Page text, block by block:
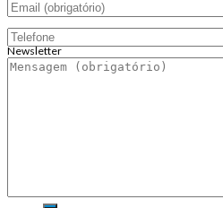
Newsletter
Endereço de email: